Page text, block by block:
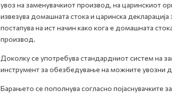
увоз на заменувачкиот производ, на царинскиот
извезува домашната стока и царинска
постапува на ист начин како кога е домашната
производ.
Доколку се употребува стандардниот систем на
инструмент за обезбедување на можните увозни
Барањето се пополнува согласно